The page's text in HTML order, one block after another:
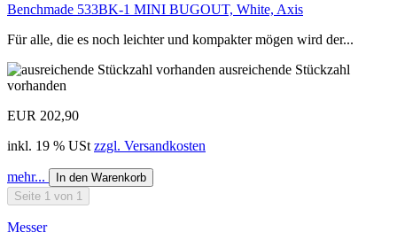
Benchmade 533BK-1 MINI BUGOUT, White, Axis
Für alle, die es noch leichter und kompakter mögen wird der...
ausreichende Stückzahl
vorhanden
EUR 202,90
inkl. 19 % USt zzgl. Versandkosten
mehr...
In den Warenkorb
Seite 1 von 1
Messer